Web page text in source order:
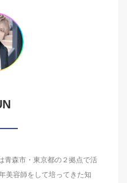
青森市・東京都の２拠点で活
美容師をして培ってきた知